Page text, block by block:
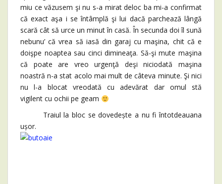
miu ce văzusem şi nu s-a mirat deloc ba mi-a confirmat
că exact aşa i se întâmplă şi lui dacă parchează lângă
scară cât să urce un minut în casă. În secunda doi îl sună
nebunu’ că vrea să iasă din garaj cu maşina, chit că e
doişpe noaptea sau cinci dimineaţa. Să-şi mute maşina
că poate are vreo urgenţă deşi niciodată maşina
noastră n-a stat acolo mai mult de câteva minute. Şi nici
nu l-a blocat vreodată cu adevărat dar omul stă
vigilent cu ochii pe geam
Traiul la bloc se dovedește a nu fi întotdeauana
ușor.